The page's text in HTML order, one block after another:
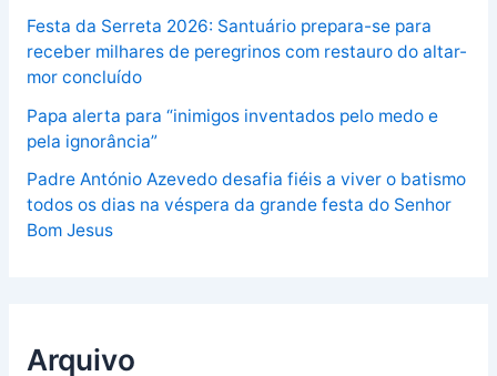
Festa da Serreta 2026: Santuário prepara-se para
receber milhares de peregrinos com restauro do altar-
mor concluído
Papa alerta para “inimigos inventados pelo medo e
pela ignorância”
Padre António Azevedo desafia fiéis a viver o batismo
todos os dias na véspera da grande festa do Senhor
Bom Jesus
Arquivo